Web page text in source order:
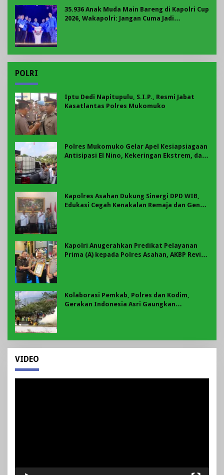
35.936 Anak Muda Main Bareng di Kapolri Cup
2026, Wakapolri: Jangan Cuma Jadi
POLRI
Iptu Dedi Napitupulu, S.I.P., Resmi Jabat
Kasatlantas Polres Mukomuko
Polres Mukomuko Gelar Apel Kesiapsiagaan
Antisipasi El Nino, Kekeringan Ekstrem, dan
Kapolres Asahan Dukung Sinergi DPD WIB,
Edukasi Cegah Kenakalan Remaja dan Geng
Kapolri Anugerahkan Predikat Pelayanan
Prima (A) kepada Polres Asahan, AKBP Revi
Kolaborasi Pemkab, Polres dan Kodim,
Gerakan Indonesia Asri Gaungkan
VIDEO